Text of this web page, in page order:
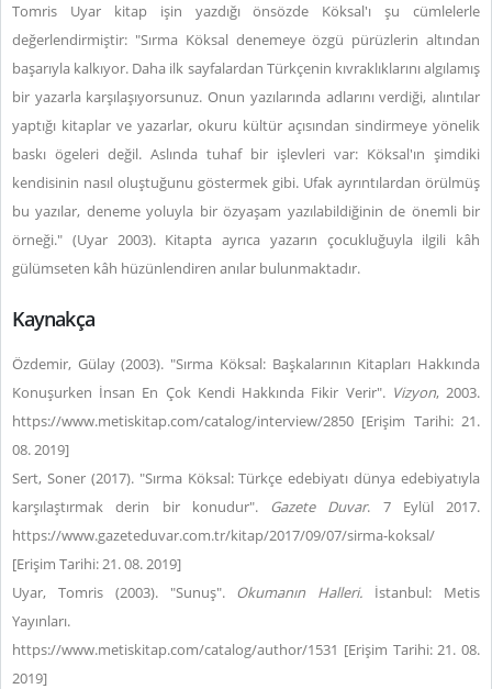
Tomris Uyar kitap işin yazdığı önsözde Köksal'ı şu cümlelerle
değerlendirmiştir: "Sırma Köksal denemeye özgü pürüzlerin altından
başarıyla kalkıyor. Daha ilk sayfalardan Türkçenin kıvraklıklarını algılamış
bir yazarla karşılaşıyorsunuz. Onun yazılarında adlarını verdiği, alıntılar
yaptığı kitaplar ve yazarlar, okuru kültür açısından sindirmeye yönelik
baskı ögeleri değil. Aslında tuhaf bir işlevleri var: Köksal'ın şimdiki
kendisinin nasıl oluştuğunu göstermek gibi. Ufak ayrıntılardan örülmüş
bu yazılar, deneme yoluyla bir özyaşam yazılabildiğinin de önemli bir
örneği." (Uyar 2003). Kitapta ayrıca yazarın çocukluğuyla ilgili kâh
gülümseten kâh hüzünlendiren anılar bulunmaktadır.
Kaynakça
Özdemir, Gülay (2003). "Sırma Köksal: Başkalarının Kitapları Hakkında
Konuşurken İnsan En Çok Kendi Hakkında Fikir Verir". Vizyon, 2003.
https://www.metiskitap.com/catalog/interview/2850 [Erişim Tarihi: 21.
08. 2019]
Sert, Soner (2017). "Sırma Köksal: Türkçe edebiyatı dünya edebiyatıyla
karşılaştırmak derin bir konudur". Gazete Duvar. 7 Eylül 2017.
https://www.gazeteduvar.com.tr/kitap/2017/09/07/sirma-koksal/
[Erişim Tarihi: 21. 08. 2019]
Uyar, Tomris (2003). "Sunuş". Okumanın Halleri. İstanbul: Metis
Yayınları.
https://www.metiskitap.com/catalog/author/1531 [Erişim Tarihi: 21. 08.
2019]